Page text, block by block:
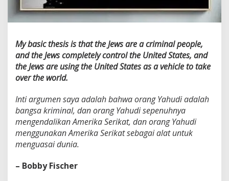
My basic thesis is that the Jews are a criminal people,
and the Jews completely control the United States, and
the Jews are using the United States as a vehicle to take
over the world.
Inti argumen saya adalah bahwa orang Yahudi adalah
bangsa kriminal, dan orang Yahudi sepenuhnya
mengendalikan Amerika Serikat, dan orang Yahudi
menggunakan Amerika Serikat sebagai alat untuk
menguasai dunia.
– Bobby Fischer